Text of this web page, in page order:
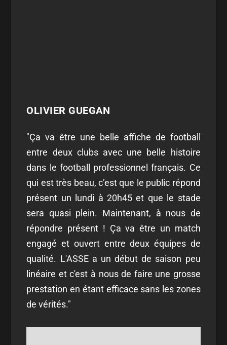
OLIVIER GUEGAN
"Ça va être une belle affiche de football
entre deux clubs avec une belle histoire
dans le football professionnel français. Ce
qui est très beau, c’est que le public répond
présent un lundi à 20h45 et que le stade
sera quasi plein. Maintenant, à nous de
répondre présent ! Ça va être un match
engagé et ouvert entre deux équipes de
qualité. L'ASSE a un début de saison peu
linéaire et c'est à nous de faire une grosse
prestation en étant efficace sans les zones
de vérités."